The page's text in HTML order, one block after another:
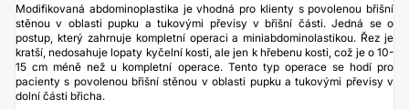
Modifikovaná abdominoplastika je vhodná pro klienty s povolenou břišní
stěnou v oblasti pupku a tukovými převisy v břišní části. Jedná se o
postup, který zahrnuje kompletní operaci a miniabdominolastikou. Řez je
kratší, nedosahuje lopaty kyčelní kosti, ale jen k hřebenu kosti, což je o 10-
15 cm méně než u kompletní operace. Tento typ operace se hodí pro
pacienty s povolenou břišní stěnou v oblasti pupku a tukovými převisy v
dolní části břicha.